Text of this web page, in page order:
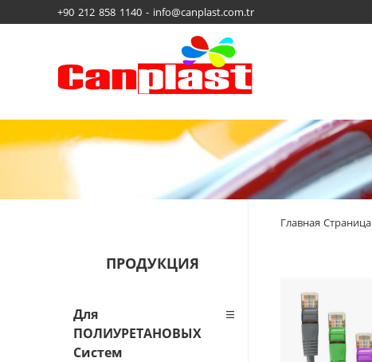
+90 212 858 1140 - info@canplast.com.tr
ПРОДУКЦИЯ
Для
ПОЛИУРЕТАНОВЫХ
Систем
Главная Страница